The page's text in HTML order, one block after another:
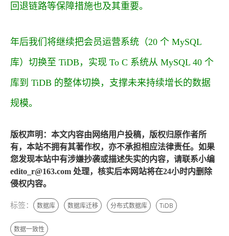
回退链路等保障措施也及其重要。
年后我们将继续把会员运营系统（20 个 MySQL
库）切换至 TiDB，实现 To C 系统从 MySQL 40 个
库到 TiDB 的整体切换，支撑未来持续增长的数据
规模。
版权声明：本文内容由网络用户投稿，版权归原作者所
有，本站不拥有其著作权，亦不承担相应法律责任。如果
您发现本站中有涉嫌抄袭或描述失实的内容，请联系小编
edito_r@163.com 处理，核实后本网站将在24小时内删除
侵权内容。
标签： 数据库 数据库迁移 分布式数据库 TiDB
数据一致性